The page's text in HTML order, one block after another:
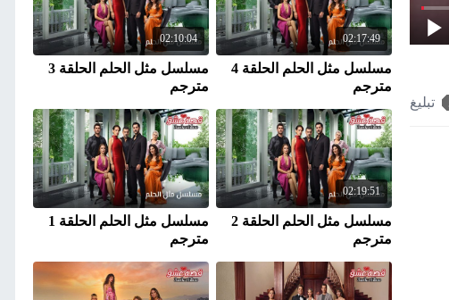
تبليغ
02:17:49
مسلسل مثل الحلم الحلقة 4
مترجم
02:10:04
مسلسل مثل الحلم الحلقة 3
مترجم
02:19:51
مسلسل مثل الحلم الحلقة 2
مترجم
مسلسل مثل الحلم الحلقة 1
مترجم